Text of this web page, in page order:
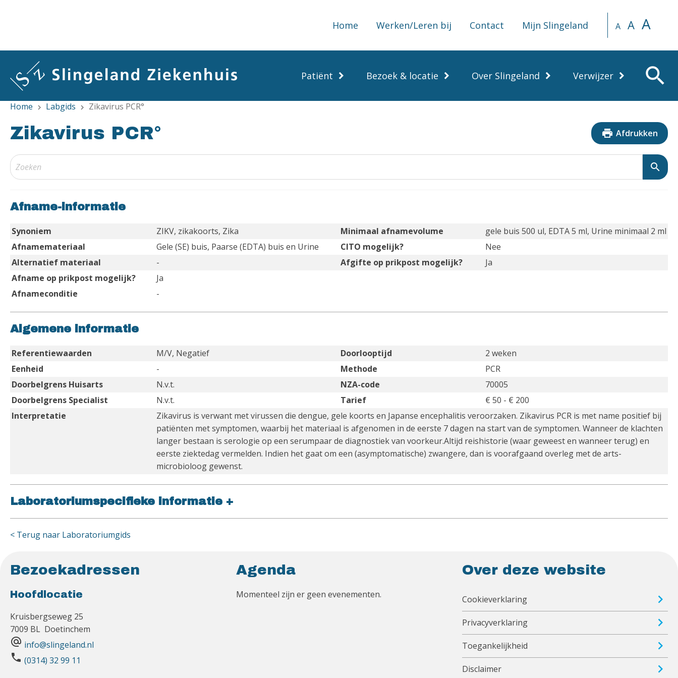
Home Werken/Leren bij Contact Mijn Slingeland A A A
Patiënt Bezoek & locatie Over Slingeland Verwijzer search
Home chevron_right Labgids chevron_right Zikavirus PCR°
Zikavirus PCR° print Afdrukken
search
Afname-informatie
Synoniem ZIKV, zikakoorts, Zika Minimaal afnamevolume
gele buis 500 ul, EDTA 5 ml, Urine minimaal 2 ml
Afnamemateriaal
Gele (SE) buis, Paarse (EDTA) buis en Urine CITO mogelijk?
Nee
Alternatief materiaal
- Afgifte op prikpost mogelijk?
Ja
Afname op prikpost mogelijk?
Ja
Afnameconditie
-
Algemene informatie
Referentiewaarden M/V, Negatief Doorlooptijd
2 weken
Eenheid
- Methode
PCR
Doorbelgrens Huisarts
N.v.t. NZA-code
70005
Doorbelgrens Specialist
N.v.t. Tarief
€ 50 - € 200
Interpretatie
Zikavirus is verwant met virussen die dengue, gele koorts en Japanse encephalitis veroorzaken. Zikavirus PCR is met name positief bij
patiënten met symptomen, waarbij het materiaal is afgenomen in de eerste 7 dagen na start van de symptomen. Wanneer de klachten
langer bestaan is serologie op een serumpaar de diagnostiek van voorkeur.Altijd reishistorie (waar geweest en wanneer terug) en
eerste ziektedag vermelden. Indien het gaat om een (asymptomatische) zwangere, dan is voorafgaand overleg met de arts-
microbioloog gewenst.
Laboratoriumspecifieke informatie +
< Terug naar Laboratoriumgids
Bezoekadressen
Hoofdlocatie
Kruisbergseweg 25
7009 BL Doetinchem
alternate_email info@slingeland.nl
phone (0314) 32 99 11
Agenda
Momenteel zijn er geen evenementen.
Over deze website
Cookieverklaring
Privacyverklaring
Toegankelijkheid
Disclaimer